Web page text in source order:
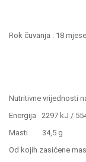
Rok
Nutritivne vrijednosti
Energija 2297 kJ /
Masti 34,5 g
Od kojih zasićene